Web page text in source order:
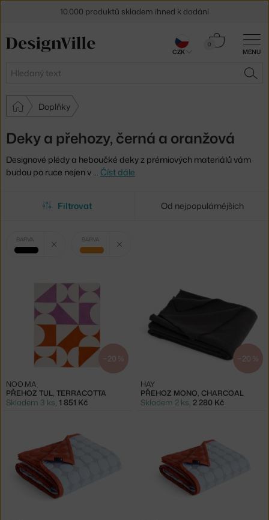
MENU
Hledat
0
Košík
Doplňky
Deky a přehozy, černá a oranžová
Designové plédy a heboučké deky z prémiových materiálů vám
budou po ruce nejen v … Číst dále
Filtrovat Od nejpopulárnějších
Vybrané
filtry:
BARVA
černá
BARVA
oranžová
−20 %
PŘEHOZ TUL, TERRACOTTA
NOO.MA
Skladem 3 ks 1 851 Kč
−20 %
PŘEHOZ MONO, CHARCOAL
HAY
Skladem 2 ks 2 280 Kč
10.000 produktů skladem ihned k dodání
Sleva 5 % pro odběratele
CZK